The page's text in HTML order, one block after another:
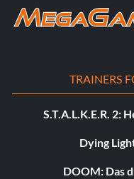
TRAINERS
S.T.A.L.K.E.R. 2:
Dying
DOOM: Das